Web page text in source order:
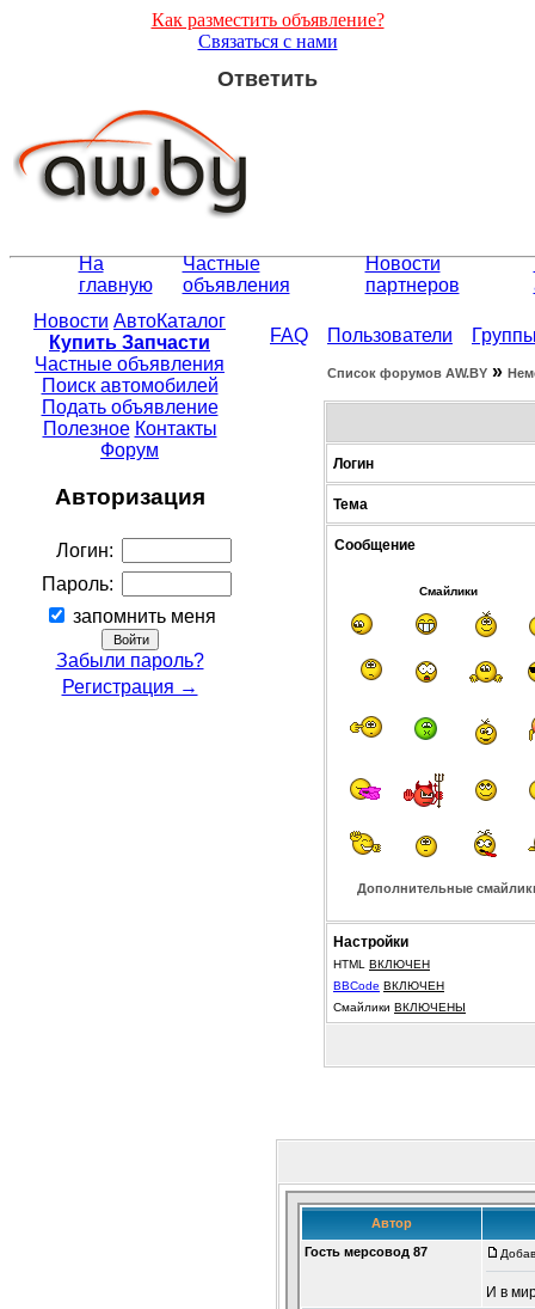
Как разместить объявление?
Связаться с нами
Ответить
На
главную
Частные
объявления
Новости
партнеров
Новости АвтоКаталог
Купить Запчасти
Частные объявления
Поиск автомобилей
Подать объявление
Полезное Контакты
Форум
Авторизация
Логин:
Пароль:
запомнить меня
Забыли пароль?
Регистрация →
FAQ Пользователи
Список форумов АW.BY »
Логин
Тема
Сообщение
Смайлики
Дополнительные
Настройки
HTML ВКЛЮЧЕН
BBCode ВКЛЮЧЕН
Смайлики ВКЛЮЧЕНЫ